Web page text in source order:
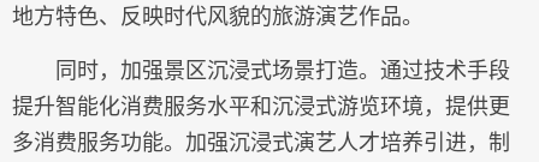
地方特色、反映时代风貌的旅游演艺作品。
同时，加强景区沉浸式场景打造。通过技术手段
提升智能化消费服务水平和沉浸式游览环境，提供更
多消费服务功能。加强沉浸式演艺人才培养引进，制